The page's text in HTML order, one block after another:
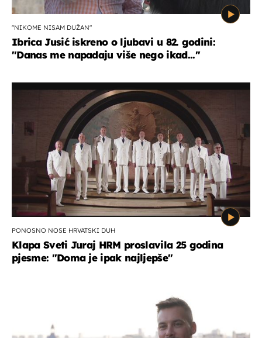
"NIKOME NISAM DUŽAN"
Ibrica Jusić iskreno o ljubavi u 82. godini:
"Danas me napadaju više nego ikad..."
PONOSNO NOSE HRVATSKI DUH
Klapa Sveti Juraj HRM proslavila 25 godina
pjesme: "Doma je ipak najljepše"